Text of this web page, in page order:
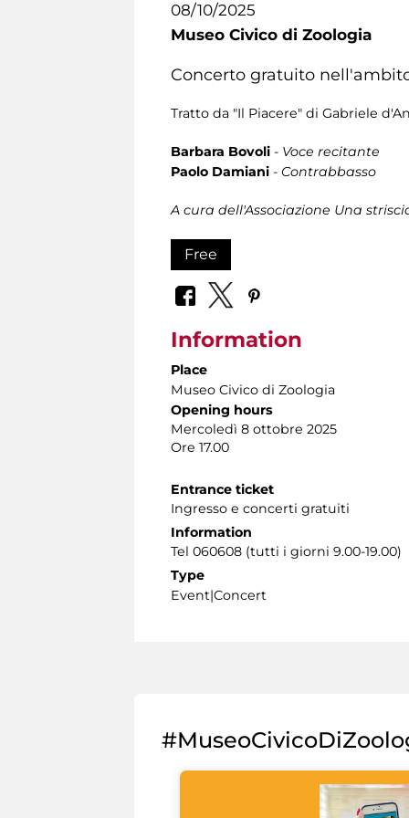
08/10/2025
Museo Civico di Zoologia
Concerto gratuito
Tratto da "Il Piacere" di Gabriele
Barbara Bovoli - Voce recitante
Paolo Damiani - Contrabbasso
A cura dell'Associazione Una
Free
Information
Place
Museo Civico di Zoologia
Opening hours
Mercoledì 8 ottobre 2025
Ore 17.00
Entrance ticket
Ingresso e concerti gratuiti
Information
Tel 060608 (tutti i giorni 9.00-19.00)
Type
Event|Concert